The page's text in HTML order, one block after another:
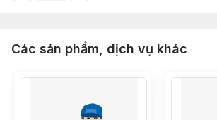
Các sản phẩm, dịch vụ khác